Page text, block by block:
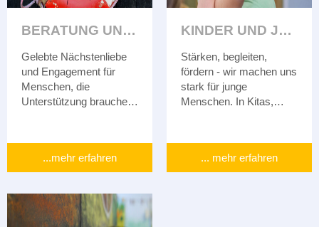
BERATUNG UND SEELSORGE
Gelebte Nächstenliebe
und Engagement für
Menschen, die
Unterstützung brauchen
wo Sie es benötigen.
...mehr erfahren
KINDER UND JUGENDLICHE
Stärken, begleiten,
fördern - wir machen uns
stark für junge
Menschen. In Kitas,
Jugendarbeit.
... mehr erfahren